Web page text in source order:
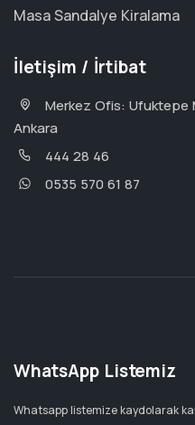
Masa Sandalye Kiralama
İletişim / İrtibat
Merkez Ofis: Ufuktepe
Ankara
444 28 46
0535 570 61 87
WhatsApp Listemiz
Whatsapp listemize kaydolarak